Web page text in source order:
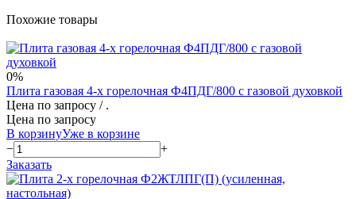
Похожие товары
0%
Плита газовая 4-х горелочная Ф4ПДГ/800 с газовой духовкой
Цена по запросу / .
Цена по запросу
В корзинуУже в корзине
−
+
Заказать